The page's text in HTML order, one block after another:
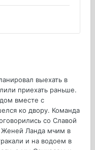
выехать в
приехать раньше.
вместе с
ко двору. Команда
со Славой
Женей Ланда мчим в
и на водоем в